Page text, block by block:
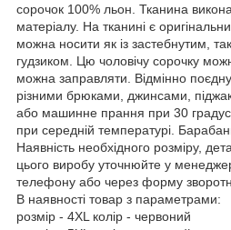
сорочок 100% льон. Тканина
матеріалу. На тканині є
можна носити як із застебнутим,
гудзиком. Цю чоловічу сорочку
можна заправляти. Відмінно
різними брюками, джинсами,
або машинне прання при 30
при середній температурі.
Наявність необхідного розміру,
цього виробу уточнюйте у
телефону або через форму
В наявності товар з параметрами:
розмір - 4XL колір - червоний